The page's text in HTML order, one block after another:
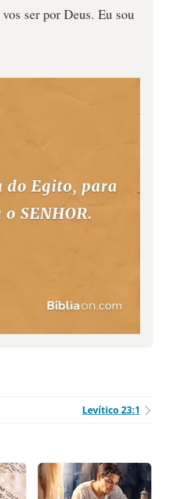
ser por Deus. Eu sou
Levítico 23:1